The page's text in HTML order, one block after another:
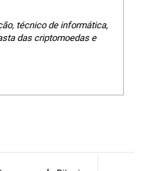
técnico de informática,
das criptomoedas e